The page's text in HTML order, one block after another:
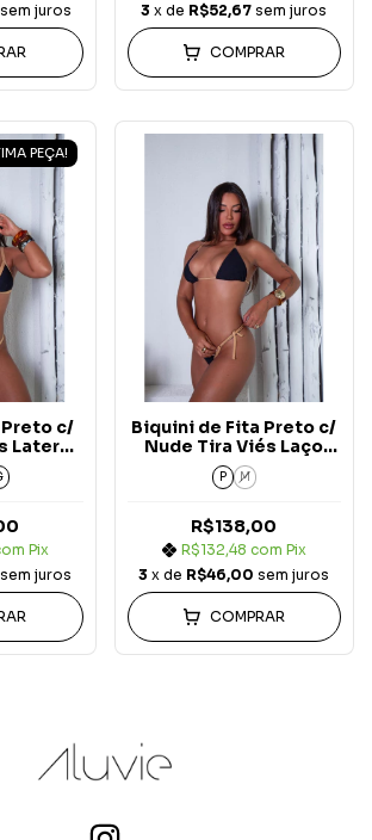
sem juros
3 x de R$52,67 sem juros
COMPRAR
PEÇA!
c/
Lateral
Bicolor
Pix
sem juros
Biquini de Fita Preto c/
Nude Tira Viés Laço
Carmel Bicolor
P M
R$138,00
R$132,48 com Pix
3 x de R$46,00 sem juros
COMPRAR